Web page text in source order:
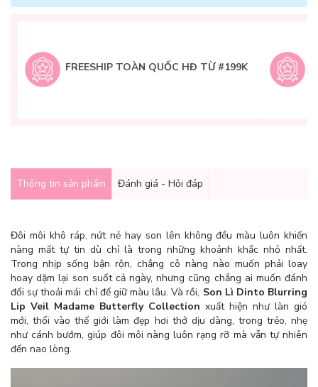
FREESHIP TOÀN QUỐC HĐ TỪ #199K
Thông tin sản phẩm Đánh giá - Hỏi đáp
Đôi môi khô ráp, nứt nẻ hay son lên không đều màu luôn khiến
nàng mất tự tin dù chỉ là trong những khoảnh khắc nhỏ nhất.
Trong nhịp sống bận rộn, chẳng cô nàng nào muốn phải loay
hoay dặm lại son suốt cả ngày, nhưng cũng chẳng ai muốn đánh
đổi sự thoải mái chỉ để giữ màu lâu. Và rồi, Son Lì Dinto Blurring
Lip Veil Madame Butterfly Collection xuất hiện như làn gió
mới, thổi vào thế giới làm đẹp hơi thở dịu dàng, trong trẻo, nhẹ
như cánh bướm, giúp đôi môi nàng luôn rạng rỡ mà vẫn tự nhiên
đến nao lòng.